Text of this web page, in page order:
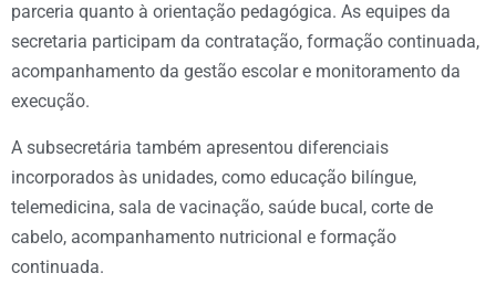
parceria quanto à orientação pedagógica. As equipes da
secretaria participam da contratação, formação continuada,
acompanhamento da gestão escolar e monitoramento da
execução.
A subsecretária também apresentou diferenciais
incorporados às unidades, como educação bilíngue,
telemedicina, sala de vacinação, saúde bucal, corte de
cabelo, acompanhamento nutricional e formação
continuada.